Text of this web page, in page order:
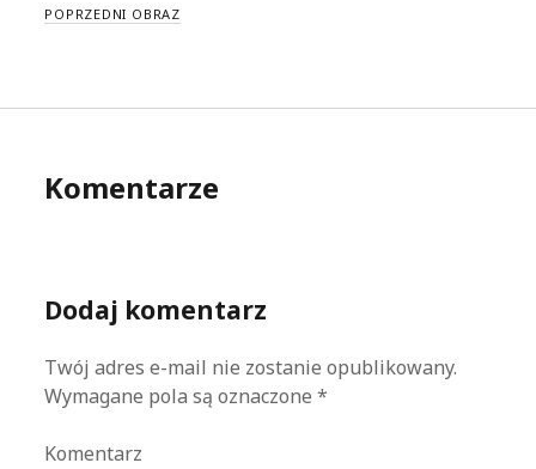
POPRZEDNI OBRAZ
Komentarze
Dodaj komentarz
Twój adres e-mail nie zostanie opublikowany.
Wymagane pola są oznaczone*
Komentarz